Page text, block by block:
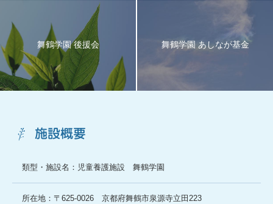
施設概要
類型・施設名：児童養護施設 舞鶴学園
所在地：〒625-0026 京都府舞鶴市泉源寺立田223
舞鶴学園 後援会 舞鶴学園 あしなが基金